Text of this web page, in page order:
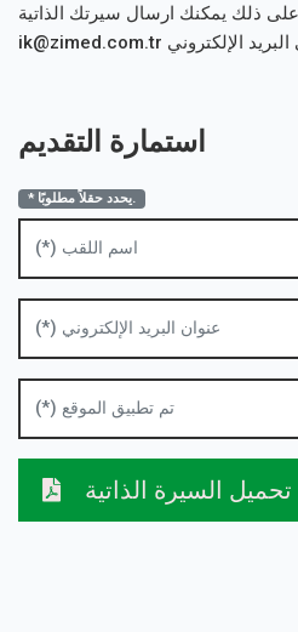
ذلك يمكنك ارسال سيرتك الذاتية
البريد الإلكتروني ik@zimed.com.tr
استمارة التقديم
* يحدد حقلاً مطلوبًا.